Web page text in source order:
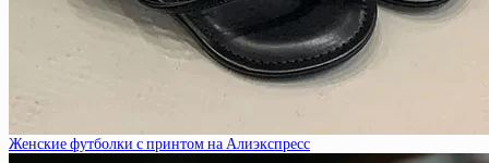
Женские футболки с принтом на Алиэкспресс